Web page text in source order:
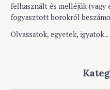
felhasznált és melléjük (vagy
fogyasztott borokról
Olvassatok, egyetek,